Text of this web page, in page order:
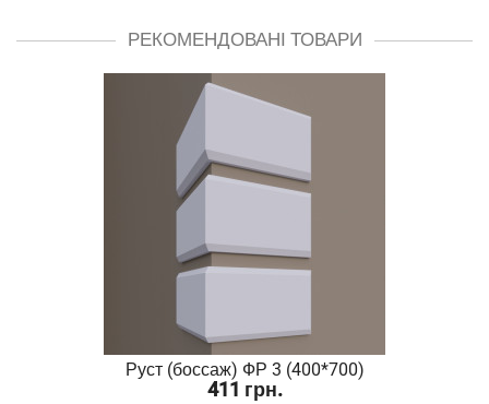
РЕКОМЕНДОВАНІ ТОВАРИ
Руст (боссаж) ФР 3 (400*700)
411 грн.